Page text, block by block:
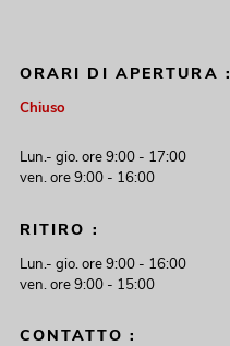
ORARI DI APERTURA :
Chiuso
Lun.- gio. ore 9:00 - 17:00
ven. ore 9:00 - 16:00
RITIRO :
Lun.- gio. ore 9:00 - 16:00
ven. ore 9:00 - 15:00
CONTATTO :